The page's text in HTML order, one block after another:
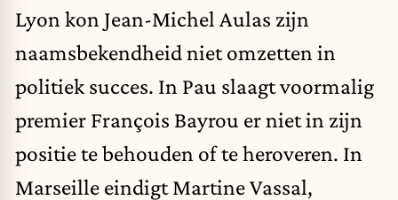
Lyon kon Jean-Michel Aulas zijn
naamsbekendheid niet omzetten in
politiek succes. In Pau slaagt voormalig
premier François Bayrou er niet in zijn
positie te behouden of te heroveren. In
Marseille eindigt Martine Vassal,